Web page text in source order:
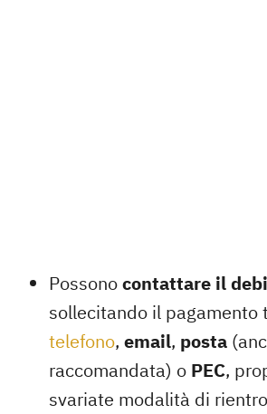
Possonocontattare il
sollecitando il pagamento
telefono, email, posta
raccomandata) o PEC,
svariate modalità di